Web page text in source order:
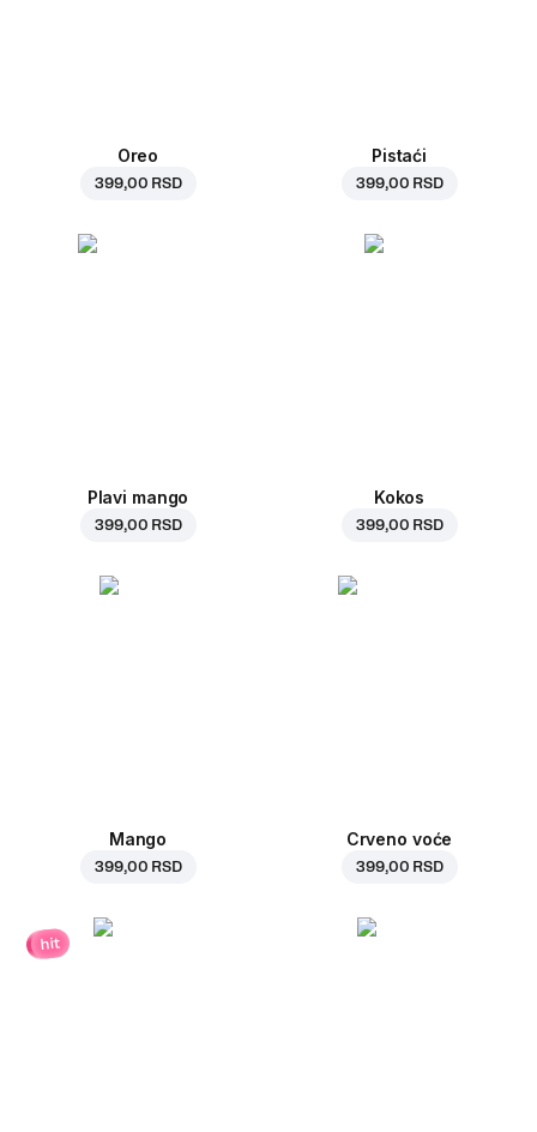
Oreo
399,00 RSD
Pistaći
399,00 RSD
Plavi mango
399,00 RSD
Kokos
399,00 RSD
Mango
399,00 RSD
Crveno voće
399,00 RSD
hit